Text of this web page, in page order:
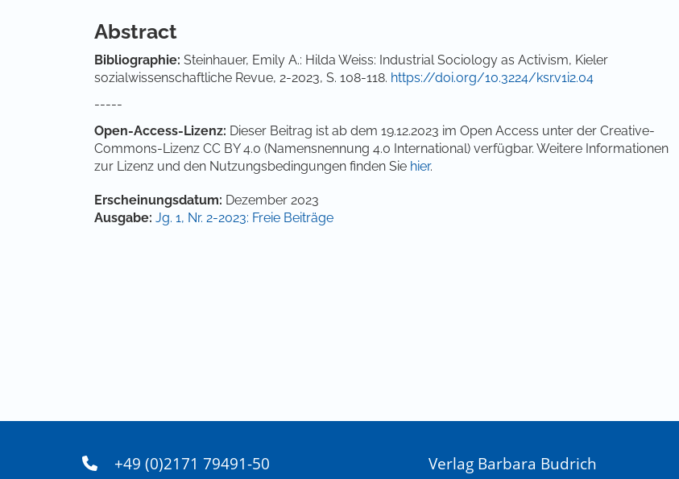
Abstract
Bibliographie: Steinhauer, Emily A.: Hilda Weiss: Industrial Sociology as Activism, Kieler
sozialwissenschaftliche Revue, 2-2023, S. 108-118. https://doi.org/10.3224/ksr.v1i2.04
-----
Open-Access-Lizenz: Dieser Beitrag ist ab dem 19.12.2023 im Open Access unter der Creative-
Commons-Lizenz CC BY 4.0 (Namensnennung 4.0 International) verfügbar. Weitere Informationen
zur Lizenz und den Nutzungsbedingungen finden Sie hier.
Artikel-Details
Erscheinungsdatum: Dezember 2023
Ausgabe: Jg. 1, Nr. 2-2023: Freie Beiträge
+49 (0)2171 79491-50
Verlag Barbara Budrich